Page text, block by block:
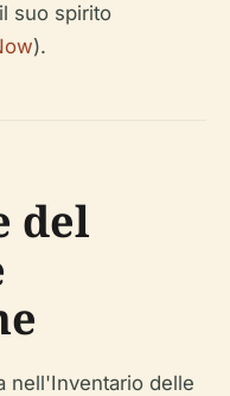
suo spirito
).
del
nell'Inventario delle